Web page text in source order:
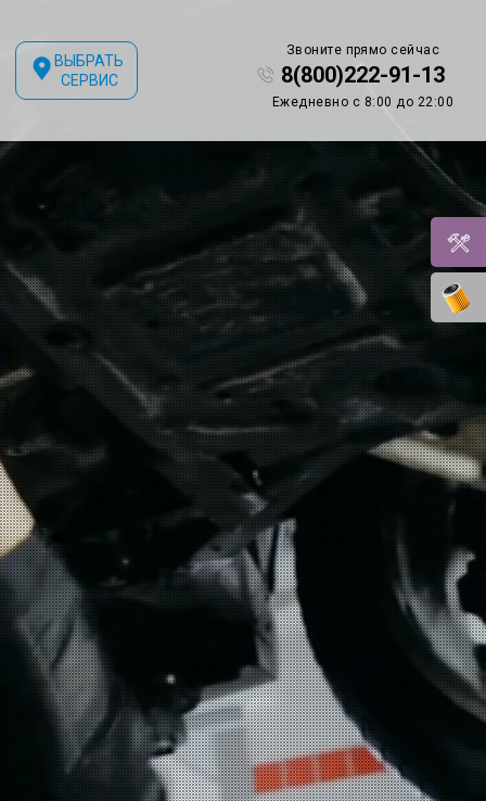
ВЫБРАТЬ
СЕРВИС
Звоните прямо сейчас
8(800)222-91-13
Ежедневно с 8:00 до 22:00